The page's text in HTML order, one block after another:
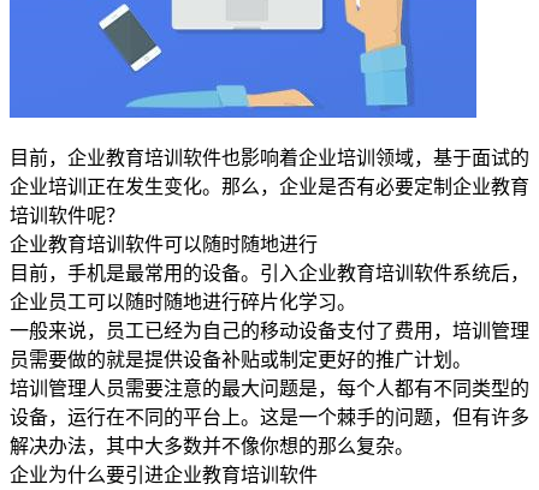
目前，企业教育培训软件也影响着企业培训领域，基于面试的
企业培训正在发生变化。那么，企业是否有必要定制企业教育
培训软件呢？
企业教育培训软件可以随时随地进行
目前，手机是最常用的设备。引入企业教育培训软件系统后，
企业员工可以随时随地进行碎片化学习。
一般来说，员工已经为自己的移动设备支付了费用，培训管理
员需要做的就是提供设备补贴或制定更好的推广计划。
培训管理人员需要注意的最大问题是，每个人都有不同类型的
设备，运行在不同的平台上。这是一个棘手的问题，但有许多
解决办法，其中大多数并不像你想的那么复杂。
企业为什么要引进企业教育培训软件